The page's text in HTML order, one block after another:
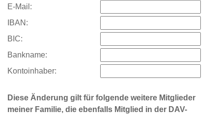
E-Mail:
IBAN:
BIC:
Bankname:
Kontoinhaber:
Diese Änderung gilt für folgende weitere Mitglieder
meiner Familie, die ebenfalls Mitglied in der DAV-